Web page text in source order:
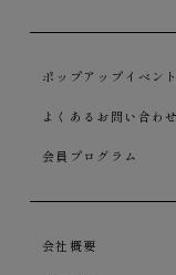
ポップアップイベン
よくあるお問い合わせ
会員プログラム
会社概要